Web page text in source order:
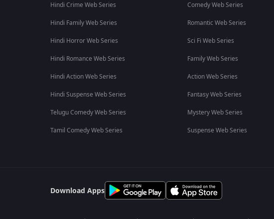
Hindi Crime Web Series
Hindi Family Web Series
Hindi Horror Web Series
Hindi Romance Web Series
Hindi Action Web Series
Hindi Suspense Web Series
Telugu Comedy Web Series
Tamil Comedy Web Series
Comedy Web Series
Romantic Web Series
Sci Fi Web Series
Family Web Series
Action Web Series
Fantasy Web Series
Mystery Web Series
Suspense Web Series
Download Apps